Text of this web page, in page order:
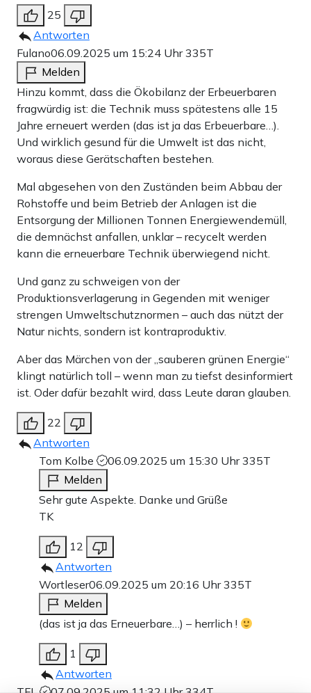
25
Antworten
Fulano06.09.2025 um 15:24 Uhr335T
Melden
Hinzu kommt, dass die Ökobilanz der Erbeuerbaren
fragwürdig ist: die Technik muss spätestens alle 15
Jahre erneuert werden (das ist ja das Erbeuerbare…).
Und wirklich gesund für die Umwelt ist das nicht,
woraus diese Gerätschaften bestehen.
Mal abgesehen von den Zuständen beim Abbau der
Rohstoffe und beim Betrieb der Anlagen ist die
Entsorgung der Millionen Tonnen Energiewendemüll,
die demnächst anfallen, unklar – recycelt werden
kann die erneuerbare Technik überwiegend nicht.
Und ganz zu schweigen von der
Produktionsverlagerung in Gegenden mit weniger
strengen Umweltschutznormen – auch das nützt der
Natur nichts, sondern ist kontraproduktiv.
Aber das Märchen von der „sauberen grünen Energie“
klingt natürlich toll – wenn man zu tiefst desinformiert
ist. Oder dafür bezahlt wird, dass Leute daran glauben.
22
Antworten
Tom Kolbe
06.09.2025 um 15:30 Uhr335T
Melden
Sehr gute Aspekte. Danke und Grüße
TK
12
Antworten
Wortleser06.09.2025 um 20:16 Uhr335T
Melden
(das ist ja das Erneuerbare…) – herrlich !
1
Antworten